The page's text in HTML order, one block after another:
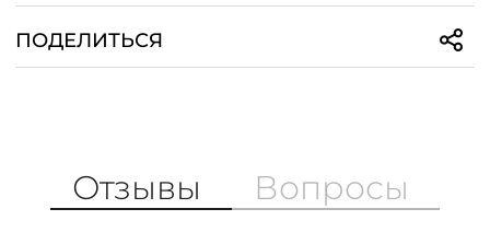
ПОДЕЛИТЬСЯ
Отзывы Вопросы